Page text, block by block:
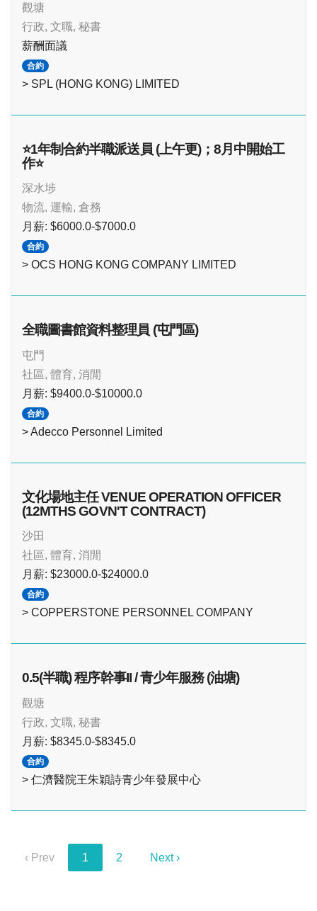
觀塘
行政, 文職, 秘書
薪酬面議
合約
> SPL (HONG KONG) LIMITED
⭐1年制合約半職派送員 (上午更)；8月中開始工
作⭐
深水埗
物流, 運輸, 倉務
月薪: $6000.0-$7000.0
合約
> OCS HONG KONG COMPANY LIMITED
全職圖書館資料整理員 (屯門區)
屯門
社區, 體育, 消閒
月薪: $9400.0-$10000.0
合約
> Adecco Personnel Limited
文化場地主任 VENUE OPERATION OFFICER
(12MTHS GOVN'T CONTRACT)
沙田
社區, 體育, 消閒
月薪: $23000.0-$24000.0
合約
> COPPERSTONE PERSONNEL COMPANY
0.5(半職) 程序幹事II / 青少年服務 (油塘)
觀塘
行政, 文職, 秘書
月薪: $8345.0-$8345.0
合約
> 仁濟醫院王朱穎詩青少年發展中心
‹ Prev 1 2 Next ›